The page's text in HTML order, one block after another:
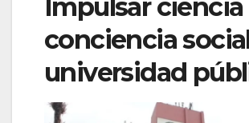
Impulsar
conciencia
universidad